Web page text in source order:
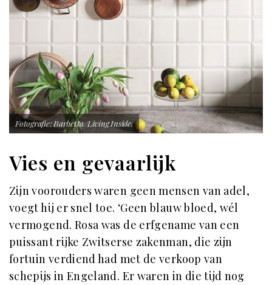
Fotografie: Barbetta/Living Inside.
Vies en gevaarlijk
Zijn voorouders waren geen mensen van adel,
voegt hij er snel toe. ‘Geen blauw bloed, wél
vermogend. Rosa was de erfgename van een
puissant rijke Zwitserse zakenman, die zijn
fortuin verdiend had met de verkoop van
schepijs in Engeland. Er waren in die tijd nog